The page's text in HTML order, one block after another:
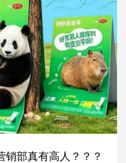
部真有高人？？？